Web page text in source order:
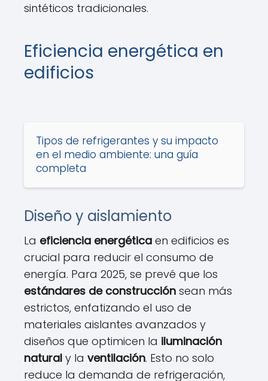
sintéticos tradicionales.
Eficiencia energética en
edificios
Tipos de refrigerantes y su impacto
en el medio ambiente: una guía
completa
Diseño y aislamiento
La eficiencia energética en edificios es
crucial para reducir el consumo de
energía. Para 2025, se prevé que los
estándares de construcción sean más
estrictos, enfatizando el uso de
materiales aislantes avanzados y
diseños que optimicen la iluminación
natural y la ventilación. Esto no solo
reduce la demanda de refrigeración,